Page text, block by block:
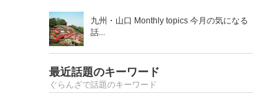
九州・山口 Monthly topics 今月の気になる
話...
最近話題のキーワード
ぐらんざで話題のキーワード